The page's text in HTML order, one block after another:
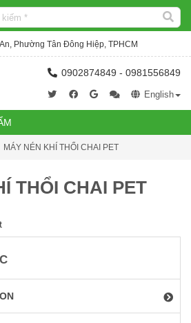
Phường Tân Đông Hiệp, TPHCM
0902874849 - 0981556849
English
MÁY NÉN KHÍ THỔI CHAI PET
THỔI CHAI PET